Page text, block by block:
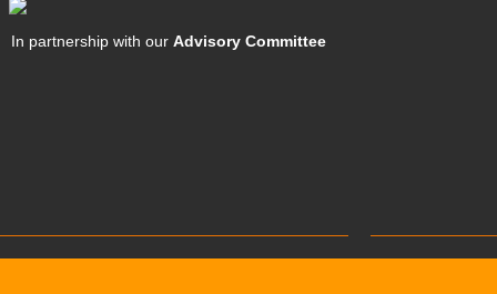
In partnership with ourAdvisory Committee